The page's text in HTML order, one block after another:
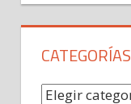
CATEGORÍAS
Categorías